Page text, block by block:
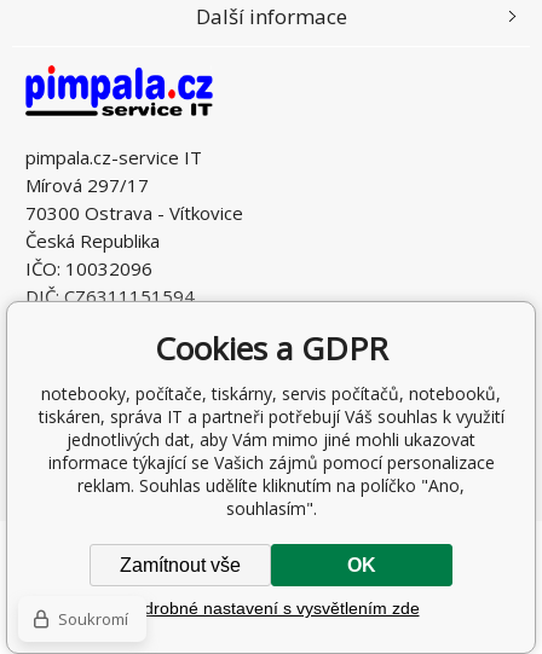
pimpala.cz-service IT
Mírová 297/17
70300 Ostrava - Vítkovice
Česká Republika
IČO: 10032096
DIČ: CZ6311151594
Další informace
Copyright © 2026 Ing. Antonín Pohludka
Všechna práva vyhrazena.
Tento eshop dodala firma BINARGON.cz-Mapa stránek
Cookies a GDPR
notebooky, počítače, tiskárny, servis počítačů, notebooků,
tiskáren, správa IT a partneři potřebují Váš souhlas k využití
jednotlivých dat, aby Vám mimo jiné mohli ukazovat
informace týkající se Vašich zájmů pomocí personalizace
reklam. Souhlas udělíte kliknutím na políčko "Ano,
souhlasím".
Zamítnout vše OK
Podrobné nastavení s vysvětlením zde
Soukromí